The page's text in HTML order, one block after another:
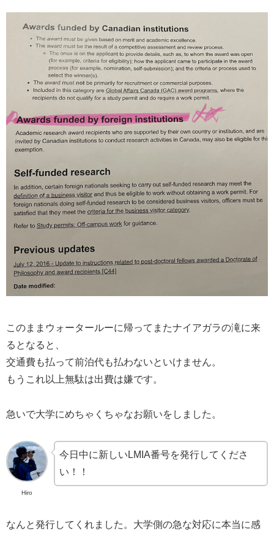
このままウォータールーに帰ってまたナイアガラの滝に来
るとなると、
交通費も払って前泊代も払わないといけません。
もうこれ以上無駄は出費は嫌です。
急いで大学にめちゃくちゃなお願いをしました。
Hiro
今日中に新しいLMIA番号を発行してくださ
い！！
なんと発行してくれました。大学側の急な対応に本当に感